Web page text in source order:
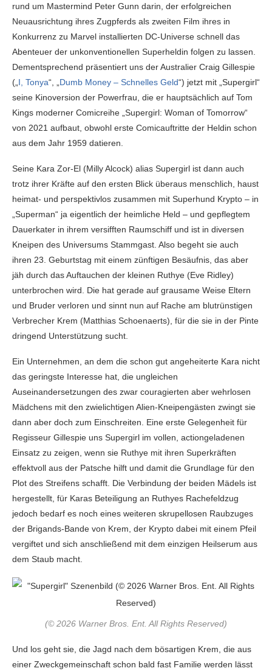
rund um Mastermind Peter Gunn darin, der erfolgreichen
Neuausrichtung ihres Zugpferds als zweiten Film ihres in
Konkurrenz zu Marvel installierten DC-Universe schnell das
Abenteuer der unkonventionellen Superheldin folgen zu lassen.
Dementsprechend präsentiert uns der Australier Craig Gillespie
(„ I, Tonya“, „ Dumb Money – Schnelles Geld“) jetzt mit „Supergirl“
seine Kinoversion der Powerfrau, die er hauptsächlich auf Tom
Kings moderner Comicreihe „Supergirl: Woman of Tomorrow“
von 2021 aufbaut, obwohl erste Comicauftritte der Heldin schon
aus dem Jahr 1959 datieren.
Seine Kara Zor-El (Milly Alcock) alias Supergirl ist dann auch
trotz ihrer Kräfte auf den ersten Blick überaus menschlich, haust
heimat- und perspektivlos zusammen mit Superhund Krypto – in
„Superman“ ja eigentlich der heimliche Held – und gepflegtem
Dauerkater in ihrem versifften Raumschiff und ist in diversen
Kneipen des Universums Stammgast. Also begeht sie auch
ihren 23. Geburtstag mit einem zünftigen Besäufnis, das aber
jäh durch das Auftauchen der kleinen Ruthye (Eve Ridley)
unterbrochen wird. Die hat gerade auf grausame Weise Eltern
und Bruder verloren und sinnt nun auf Rache am blutrünstigen
Verbrecher Krem (Matthias Schoenaerts), für die sie in der Pinte
dringend Unterstützung sucht.
Ein Unternehmen, an dem die schon gut angeheiterte Kara nicht
das geringste Interesse hat, die ungleichen
Auseinandersetzungen des zwar couragierten aber wehrlosen
Mädchens mit den zwielichtigen Alien-Kneipengästen zwingt sie
dann aber doch zum Einschreiten. Eine erste Gelegenheit für
Regisseur Gillespie uns Supergirl im vollen, actiongeladenen
Einsatz zu zeigen, wenn sie Ruthye mit ihren Superkräften
effektvoll aus der Patsche hilft und damit die Grundlage für den
Plot des Streifens schafft. Die Verbindung der beiden Mädels ist
hergestellt, für Karas Beteiligung an Ruthyes Rachefeldzug
jedoch bedarf es noch eines weiteren skrupellosen Raubzuges
der Brigands-Bande von Krem, der Krypto dabei mit einem Pfeil
vergiftet und sich anschließend mit dem einzigen Heilserum aus
dem Staub macht.
(© 2026 Warner Bros. Ent. All Rights Reserved)
Und los geht sie, die Jagd nach dem bösartigen Krem, die aus
einer Zweckgemeinschaft schon bald fast Familie werden lässt